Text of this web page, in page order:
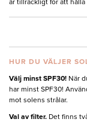
är tillräckligt för att
HUR DU VÄLJER
Välj minst SPF30! När
har minst SPF30!
mot solens strålar.
Val av filter. Det finns